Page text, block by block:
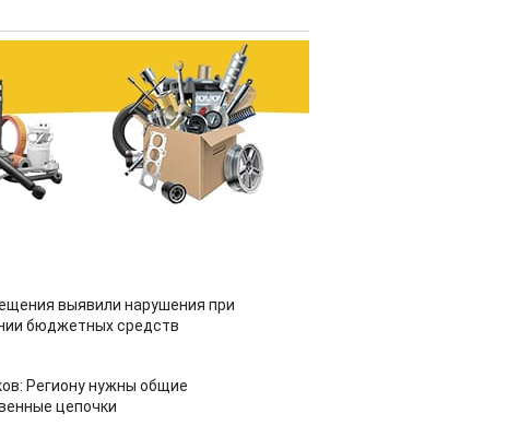
выявили нарушения при
бюджетных средств
Региону нужны общие
цепочки